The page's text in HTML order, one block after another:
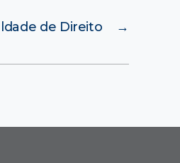
→
de Direito